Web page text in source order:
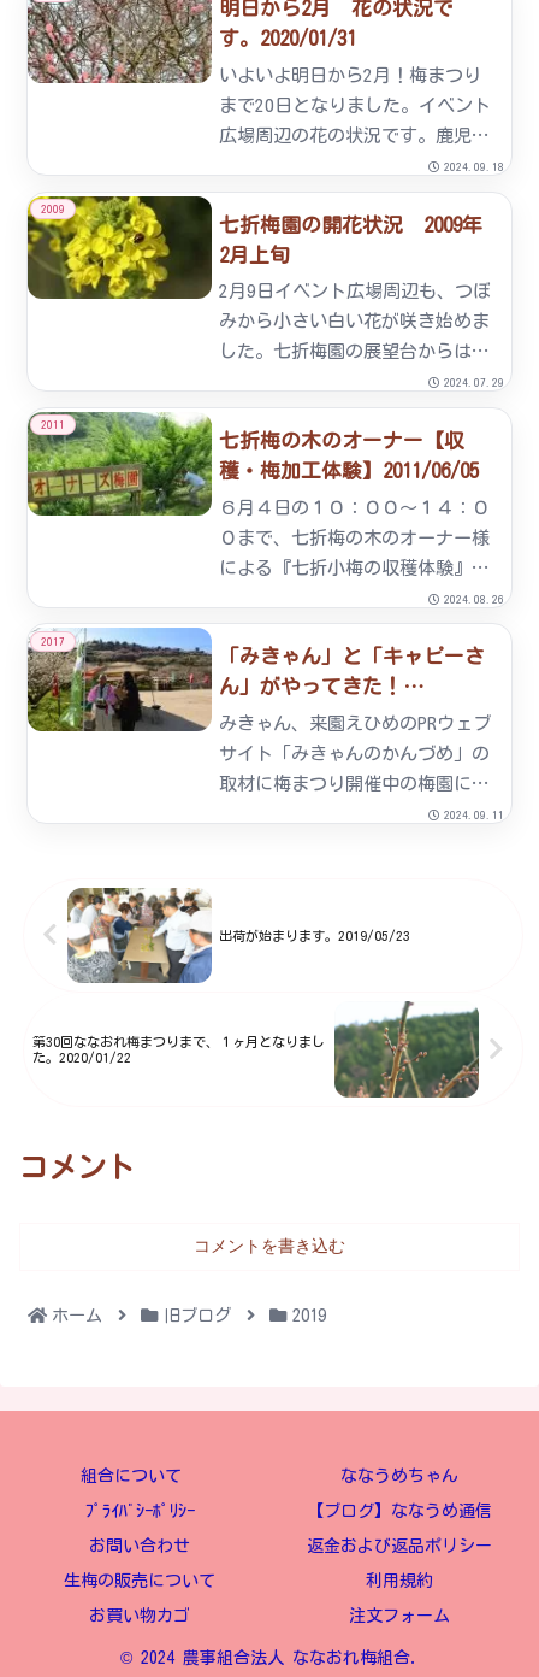
梅ジャム等、七折梅を使用した各
種梅製品を加工、製造いたしま
す。七折農産物加工処理施設
は、...
明日から2月 花の状況で
す。2020/01/31
いよいよ明日から2月！梅まつり
まで20日となりました。イベント
広場周辺の花の状況です。鹿児島
紅梅は2～3分咲。鶯宿1分、七折
小梅・青軸はこれからです！
2024.09.18
2009
七折梅園の開花状況 2009年
2月上旬
2月9日イベント広場周辺も、つぼ
みから小さい白い花が咲き始めま
した。七折梅園の展望台からは梅
園や周囲の山々が一望できます。
展望台には双眼鏡も備え付けてい
ますので七折の自然美をお楽しみ
ください。2月8日現在、梅園で
は、梅生産者が梅の枝を１本
１...
2024.07.29
2011
七折梅の木のオーナー【収
穫・梅加工体験】2011/06/05
６月４日の１０：００～１４：０
０まで、七折梅の木のオーナー様
による『七折小梅の収穫体験』が
ありました。当日は、兵庫県や大
阪市など遠方からも多数参加して
頂きました。５月７日の草刈り体
験から七折小梅の実も大きく育
ち、オーナー様も自分の木に実っ
た...
2024.08.26
2017
「みきゃん」と「キャピーさ
ん」がやってきた！
2017/02/28
みきゃん、来園えひめのPRウェブ
サイト「みきゃんのかんづめ」の
取材に梅まつり開催中の梅園に
「みきゃん」がやってきました。
レゼンター熊本フミさんのラジ
2024.09.11
出荷が始まります。2019/05/23
第30回ななおれ梅まつりまで、１ヶ月となりまし
た。2020/01/22
コメント
コメントを書き込む
ホーム 旧ブログ 2019
組合について ななうめちゃん
ﾌﾟﾗｲﾊﾞｼｰﾎﾟﾘｼｰ 【ブログ】ななうめ通信
お問い合わせ 返金および返品ポリシー
生梅の販売について 利用規約
お買い物カゴ 注文フォーム
© 2024 農事組合法人 ななおれ梅組合.